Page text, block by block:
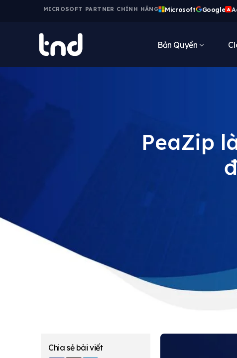
MICROSOFT PARTNER CHÍNH HÃNG Microsoft Google A
Bản Quyền
PeaZip
Chia sẻ bài viết